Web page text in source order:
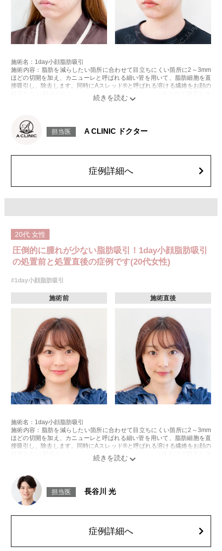
施術名：1day小顔脂肪吸引
施術内容：脂肪を減らしたい箇所に合わせて目立ちにくい箇所に2～3mm
ほどの切開を加え、カニューレと呼ばれる細い管を用いて、脂肪細胞を直
接吸引し、除去します。同時にAスレッド®と呼ばれる溶ける繊維をお顔の
目立たない部分から皮下へ挿入し、皮膚を内側から引き上げて固定しま
感などが術後一時的に生じることがございます。また、稀に貧血、細菌感
染症、左右差、施術箇所の知覚鈍麻、ぼこつき、硬結、瘢痕化、色素沈
顔の脂肪吸引箇所の追加 1ヶ所ごと+162,800円(税込)
オプション：笑気麻酔 3,300円(税込)
担当医 A CLINIC ドクター
症例詳細へ
20代 女性
圧倒的に腫れが少ない脂肪吸引！1day小顔脂肪吸引
の処置前と処置直後の症例です(20代女性)
#1day小顔脂肪吸引
施術前 施術直後
施術名：1day小顔脂肪吸引
施術内容：脂肪を減らしたい箇所に合わせて目立ちにくい箇所に2～3mm
ほどの切開を加え、カニューレと呼ばれる細い管を用いて、脂肪細胞を直
接吸引し、除去します。同時にAスレッド®と呼ばれる溶ける繊維をお顔の
目立たない部分から皮下へ挿入し、皮膚を内側から引き上げて固定しま
リスク、副作用：赤み、熱感、痛み、しびれ、むくみ、内出血、引き攣れ
感などが術後一時的に生じることがございます。また、稀に貧血、細菌感
染症、左右差、施術箇所の知覚鈍麻、ぼこつき、硬結、瘢痕化、色素沈
着、脂肪塞栓、皮膚のよれ、繊維の突出などを生じることがございます。
顔の脂肪吸引箇所の追加 1ヶ所ごと+162,800円(税込)
オプション：笑気麻酔 3,300円(税込)
担当医 長谷川 光
症例詳細へ